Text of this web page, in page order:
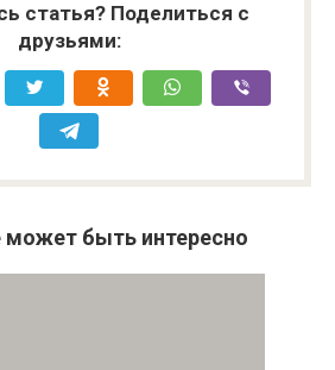
статья? Поделиться с
друзьями:
быть интересно